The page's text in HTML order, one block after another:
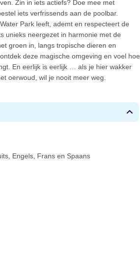
Zin in iets actiefs? Doe mee met
iets verfrissends aan de poolbar.
Park leeft, ademt en respecteert de
unieks neergezet in harmonie met de
groen in, langs tropische dieren en
deze magische omgeving en voel hoe
En eerlijk is eerlijk … als je hier wakker
oerwoud, wil je nooit meer weg.
Engels, Frans en Spaans